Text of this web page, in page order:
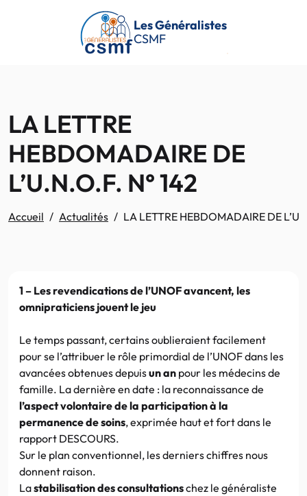
Passer au contenu principal
Les Généralistes
CSMF
LA LETTRE
HEBDOMADAIRE DE
L’U.N.O.F. N° 142
Accueil Actualités LA LETTRE HEBDOMADAIRE DE
1 – Les revendications de l’UNOF avancent, les
omnipraticiens jouent le jeu
Le temps passant, certains oublieraient facilement
pour se l’attribuer le rôle primordial de l’UNOF dans les
avancées obtenues depuisun an pour les médecins de
famille. La dernière en date : la reconnaissance de
l’aspect volontaire de la participation à la
permanence de soins, exprimée haut et fort dans le
rapport DESCOURS.
Sur le plan conventionnel, les derniers chiffres nous
donnent raison.
Lastabilisation des consultationschez le généraliste